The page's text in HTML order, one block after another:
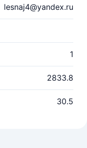
lesnaj4@yandex.ru
1
2833.8
30.5